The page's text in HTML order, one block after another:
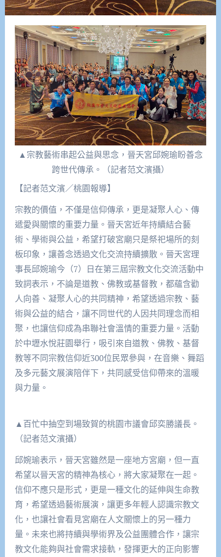
▲宗教藝術串起公益與思念，晉天宮邱婉瑜盼善念
跨世代傳承。（記者范文濱攝）
【記者范文濱／桃園報導】
宗教的價值，不僅是信仰傳承，更是凝聚人心、傳
遞愛與關懷的重要力量。晉天宮近年持續結合藝
術、學術與公益，希望打破宮廟只是祭祀場所的刻
板印象，讓善念透過文化交流持續擴散。晉天宮理
事長邱婉瑜今（7）日在第三屆宗教文化交流活動中
致詞表示，不論是道教、佛教或基督教，都蘊含勸
人向善、凝聚人心的共同精神，希望透過宗教、藝
術與公益的結合，讓不同世代的人因共同理念而相
聚，也讓信仰成為串聯社會溫情的重要力量。活動
於中壢水悅莊園舉行，吸引來自道教、佛教、基督
教等不同宗教信仰近300位民眾參與，在音樂、舞蹈
及多元藝文展演陪伴下，共同感受信仰帶來的溫暖
與力量。
▲百忙中抽空到場致賀的桃園市議會邱奕勝議長。
（記者范文濱攝）
邱婉瑜表示，晉天宮雖然是一座地方宮廟，但一直
希望以晉天宮的精神為核心，將大家凝聚在一起。
信仰不應只是形式，更是一種文化的延伸與生命教
育，希望透過藝術展演，讓更多年輕人認識宗教文
化，也讓社會看見宮廟在人文關懷上的另一種力
量。未來也將持續與學術界及公益團體合作，讓宗
教文化能夠與社會需求接軌，發揮更大的正向影響